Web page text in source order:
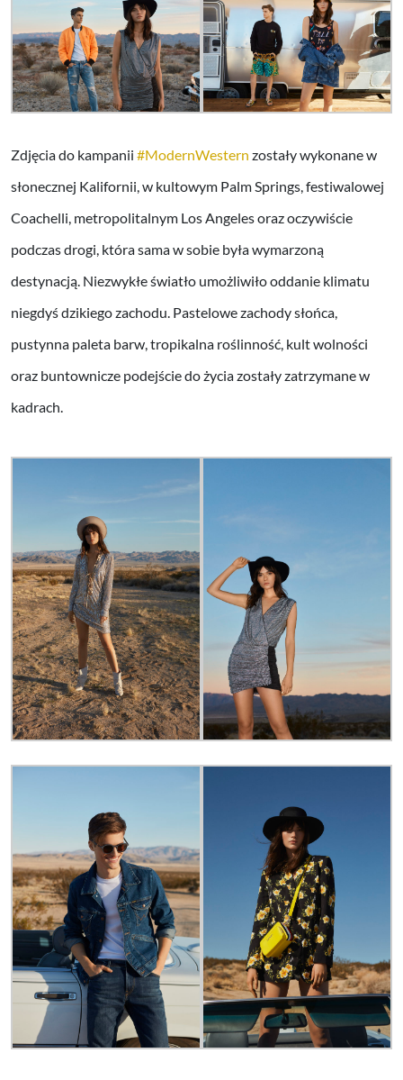
Zdjęcia do kampanii #ModernWestern zostały wykonane w
słonecznej Kalifornii, w kultowym Palm Springs, festiwalowej
Coachelli, metropolitalnym Los Angeles oraz oczywiście
podczas drogi, która sama w sobie była wymarzoną
destynacją. Niezwykłe światło umożliwiło oddanie klimatu
niegdyś dzikiego zachodu. Pastelowe zachody słońca,
pustynna paleta barw, tropikalna roślinność, kult wolności
oraz buntownicze podejście do życia zostały zatrzymane w
kadrach.